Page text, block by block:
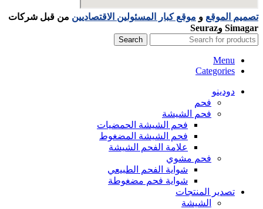
تصميم الموقع و موقع كبار المسئولين الاقتصاديين من قبل شركات
Simagar وSeuraz
Search
Menu
Categories
دودينو
فحم
فحم الشيشة
فحم الشيشة الحمضيات
فحم الشيشة المضغوط
علامة الفحم الشيشة
فحم مشوي
شواية الفحم الطبيعي
شواية فحم مضغوطة
تصدير المنتجات
الشيشة